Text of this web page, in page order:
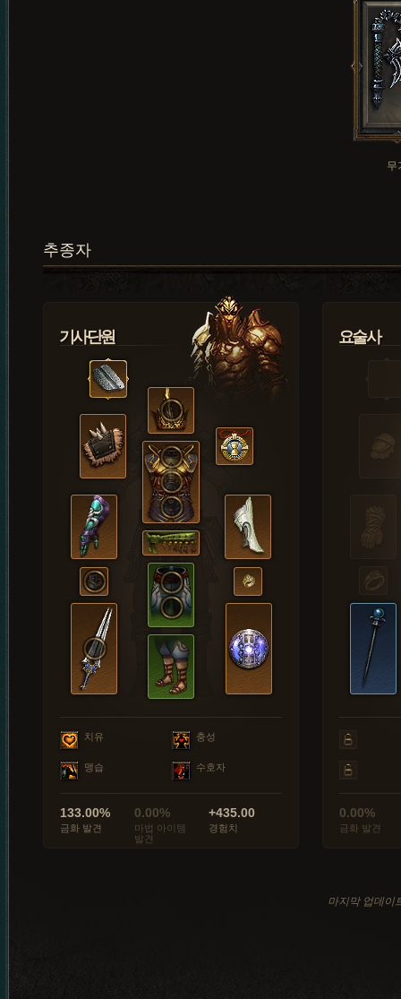
무
추종자
기사단원
치유 충성
맹습 수호자
133.00%
금화 발견
0.00%
마법 아이템
발견
+435.00
경험치
요술사
0.00%
금화 발견
마지막 업데이